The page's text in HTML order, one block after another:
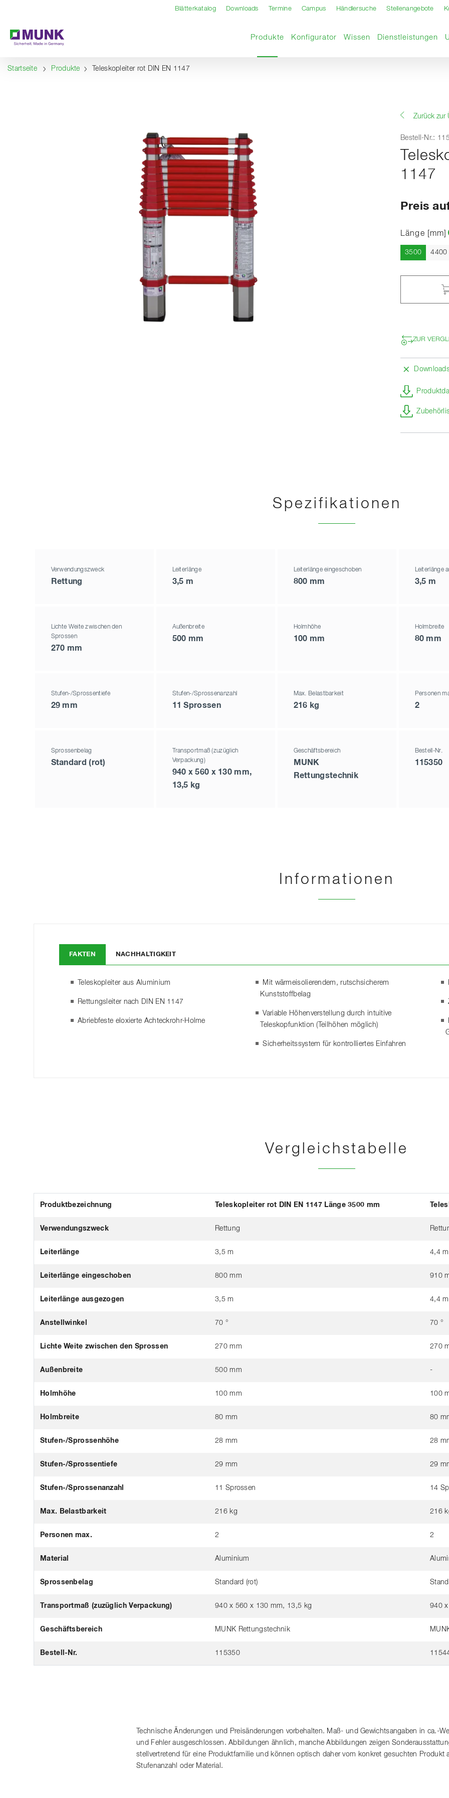
Blätterkatalog Downloads Termine Campus Händlersuche Stellenangebote
Produkte Aktuelle Seite
Konfigurator Wissen Dienstleistungen
Startseite Produkte Teleskopleiter rot DIN EN 1147
Zurück zur
Bestell-Nr.:
1147
Preis
Länge [mm]
3500Aktuell
4400
ZUR
Spezifikationen
Verwendungszweck
Rettung
Leiterlänge
3,5 m
Leiterlänge eingeschoben
800 mm
Leiterlänge
3,5 m
Lichte Weite zwischen den
Sprossen
270 mm
Außenbreite
500 mm
Holmhöhe
100 mm
Holmbreite
80 mm
Stufen-/Sprossentiefe
29 mm
Stufen-/Sprossenanzahl
11 Sprossen
Max. Belastbarkeit
216 kg
Personen
2
Sprossenbelag
Standard (rot)
Transportmaß (zuzüglich
Verpackung)
940 x 560 x 130 mm,
13,5 kg
Geschäftsbereich
MUNK
Rettungstechnik
Bestell-Nr.
115350
Informationen
FAKTEN NACHHALTIGKEIT
Teleskopleiter aus Aluminium
Rettungsleiter nach DIN EN 1147
Abriebfeste eloxierte Achteckrohr-Holme
Mit wärmeisolierendem, rutschsicherem
Kunststoffbelag
Variable Höhenverstellung durch intuitive
Teleskopfunktion (Teilhöhen möglich)
Sicherheitssystem für kontrolliertes Einfahren
Vergleichstabelle
Produktbezeichnung Teleskopleiter rot DIN EN 1147 Länge 3500 mm
Verwendungszweck Rettung
Leiterlänge 3,5 m 4,4 m
Leiterlänge eingeschoben 800 mm 910
Leiterlänge ausgezogen 3,5 m 4,4 m
Anstellwinkel 70 ° 70 °
Lichte Weite zwischen den Sprossen 270 mm 270
Außenbreite 500 mm -
Holmhöhe 100 mm 100
Holmbreite 80 mm 80
Stufen-/Sprossenhöhe 28 mm 28
Stufen-/Sprossentiefe 29 mm 29
Stufen-/Sprossenanzahl 11 Sprossen 14
Max. Belastbarkeit 216 kg 216
Personen max. 2 2
Material Aluminium
Sprossenbelag Standard (rot)
Transportmaß (zuzüglich Verpackung) 940 x 560 x 130 mm, 13,5 kg 940
Geschäftsbereich MUNK Rettungstechnik
Bestell-Nr. 115350
Technische Änderungen und Preisänderungen vorbehalten. Maß- und Gewichtsangaben in ca.-
und Fehler ausgeschlossen. Abbildungen ähnlich, manche Abbildungen zeigen
stellvertretend für eine Produktfamilie und können optisch daher vom konkret gesuchten Produkt
Stufenanzahl oder Material.